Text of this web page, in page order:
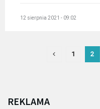
12 sierpnia 2021 - 09:02
1 2
REKLAMA